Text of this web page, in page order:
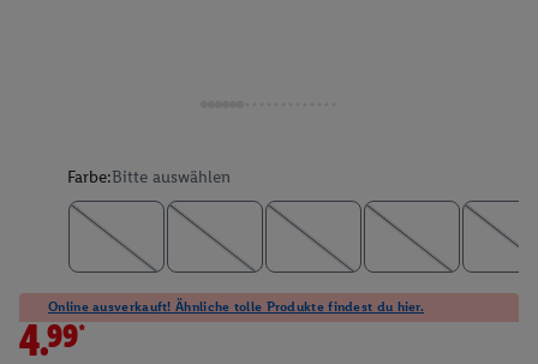
Farbe:Bitte auswählen
Online ausverkauft! Ähnliche tolle Produkte findest du hier.
4.99*